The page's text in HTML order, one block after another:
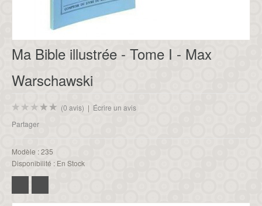
Ma Bible illustrée - Tome I - Max
Warschawski
(0 avis) | Écrire un avis
Partager
Modèle :235
Disponibilité : En Stock